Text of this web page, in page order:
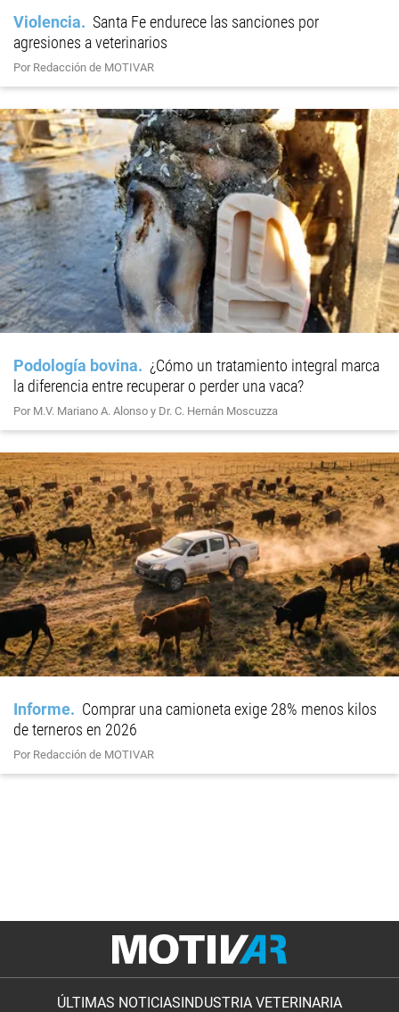
Violencia
Santa Fe endurece las sanciones por
agresiones a veterinarios
Por Redacción de MOTIVAR
Podología bovina
¿Cómo un tratamiento integral marca
la diferencia entre recuperar o perder una vaca?
Por M.V. Mariano A. Alonso y Dr. C. Hernán Moscuzza
Informe
Comprar una camioneta exige 28% menos kilos
de terneros en 2026
Por Redacción de MOTIVAR
ÚLTIMAS NOTICIAS INDUSTRIA VETERINARIA